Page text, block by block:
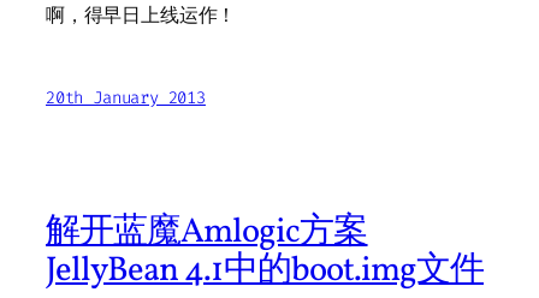
啊，得早日上线运作！
20th January 2013
解开蓝魔Amlogic方案
JellyBean 4.1中的boot.img文件